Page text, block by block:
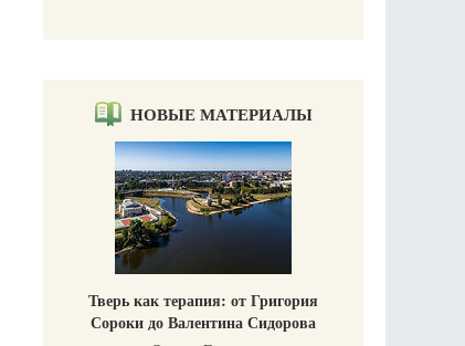
НОВЫЕ МАТЕРИАЛЫ
Тверь как терапия: от Григория
Сороки до Валентина Сидорова